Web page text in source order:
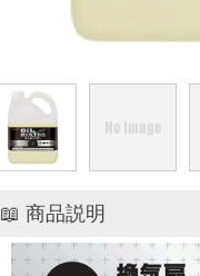
📖 商品説明